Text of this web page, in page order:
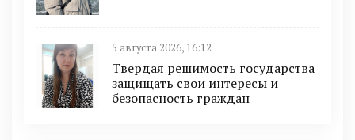
5 августа 2026, 16:12
Твердая решимость государства
защищать свои интересы и
безопасность граждан